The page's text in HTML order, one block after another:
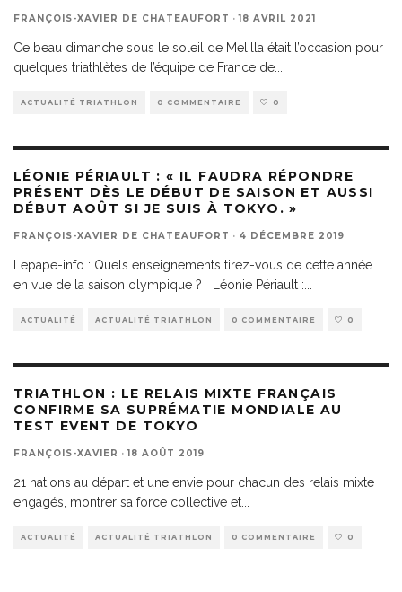
FRANÇOIS-XAVIER DE CHATEAUFORT · 18 AVRIL 2021
Ce beau dimanche sous le soleil de Melilla était l’occasion pour
quelques triathlètes de l’équipe de France de
ACTUALITÉ TRIATHLON 0 COMMENTAIRE 0
LÉONIE PÉRIAULT : « IL FAUDRA RÉPONDRE
PRÉSENT DÈS LE DÉBUT DE SAISON ET AUSSI
DÉBUT AOÛT SI JE SUIS À TOKYO. »
FRANÇOIS-XAVIER DE CHATEAUFORT · 4 DÉCEMBRE 2019
Lepape-info : Quels enseignements tirez-vous de cette année
en vue de la saison olympique ? Léonie Périault :
ACTUALITÉ ACTUALITÉ TRIATHLON 0 COMMENTAIRE 0
TRIATHLON : LE RELAIS MIXTE FRANÇAIS
CONFIRME SA SUPRÉMATIE MONDIALE AU
TEST EVENT DE TOKYO
FRANÇOIS-XAVIER · 18 AOÛT 2019
21 nations au départ et une envie pour chacun des relais mixte
engagés, montrer sa force collective et
ACTUALITÉ ACTUALITÉ TRIATHLON 0 COMMENTAIRE 0